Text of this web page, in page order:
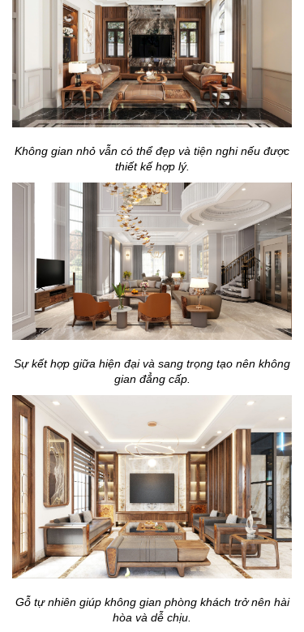
Không gian nhỏ vẫn có thể đẹp và tiện nghi nếu được
thiết kế hợp lý.
Sự kết hợp giữa hiện đại và sang trọng tạo nên không
gian đẳng cấp.
Gỗ tự nhiên giúp không gian phòng khách trở nên hài
hòa và dễ chịu.